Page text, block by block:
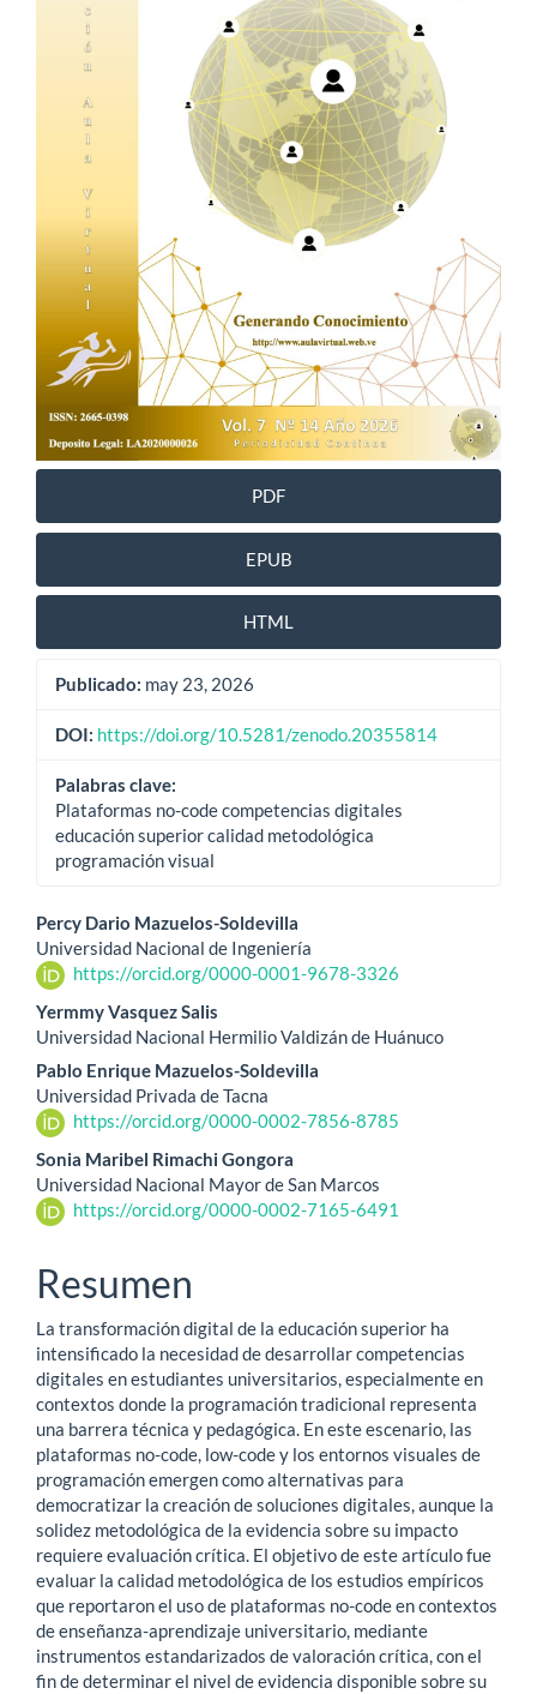
PDF
EPUB
HTML
Publicado: may 23, 2026
DOI: https://doi.org/10.5281/zenodo.20355814
Palabras clave:
Plataformas no-code competencias digitales
educación superior calidad metodológica
programación visual
Contenido
principal
del
artículo
Percy Dario Mazuelos-Soldevilla
Universidad Nacional de Ingeniería
https://orcid.org/0000-0001-9678-3326
Yermmy Vasquez Salis
Universidad Nacional Hermilio Valdizán de Huánuco
Pablo Enrique Mazuelos-Soldevilla
Universidad Privada de Tacna
https://orcid.org/0000-0002-7856-8785
Sonia Maribel Rimachi Gongora
Universidad Nacional Mayor de San Marcos
https://orcid.org/0000-0002-7165-6491
Resumen
La transformación digital de la educación superior ha
intensificado la necesidad de desarrollar competencias
digitales en estudiantes universitarios, especialmente en
contextos donde la programación tradicional representa
una barrera técnica y pedagógica. En este escenario, las
plataformas no-code, low-code y los entornos visuales de
programación emergen como alternativas para
democratizar la creación de soluciones digitales, aunque la
solidez metodológica de la evidencia sobre su impacto
requiere evaluación crítica. El objetivo de este artículo fue
evaluar la calidad metodológica de los estudios empíricos
que reportaron el uso de plataformas no-code en contextos
de enseñanza-aprendizaje universitario, mediante
instrumentos estandarizados de valoración crítica, con el
fin de determinar el nivel de evidencia disponible sobre su